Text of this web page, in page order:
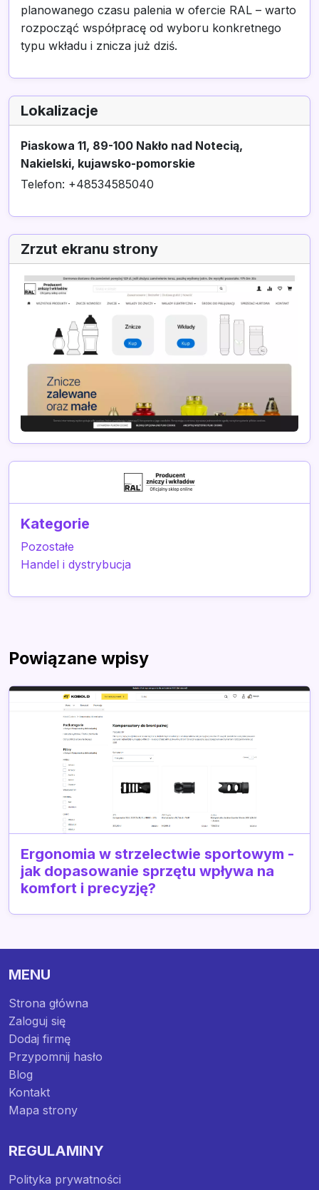
planowanego czasu palenia w ofercie RAL – warto
rozpocząć współpracę od wyboru konkretnego
typu wkładu i znicza już dziś.
Lokalizacje
Piaskowa 11, 89-100 Nakło nad Notecią,
Nakielski, kujawsko-pomorskie
Telefon: +48534585040
Zrzut ekranu strony
Kategorie
Pozostałe
Handel i dystrybucja
Powiązane wpisy
Ergonomia w strzelectwie sportowym -
jak dopasowanie sprzętu wpływa na
komfort i precyzję?
MENU
Strona główna
Zaloguj się
Dodaj firmę
Przypomnij hasło
Blog
Kontakt
Mapa strony
REGULAMINY
Polityka prywatności